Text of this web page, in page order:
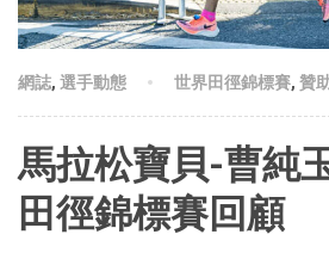
網誌, 選手動態 世界田徑錦標賽, 贊
馬拉松寶貝-曹純
田徑錦標賽回顧